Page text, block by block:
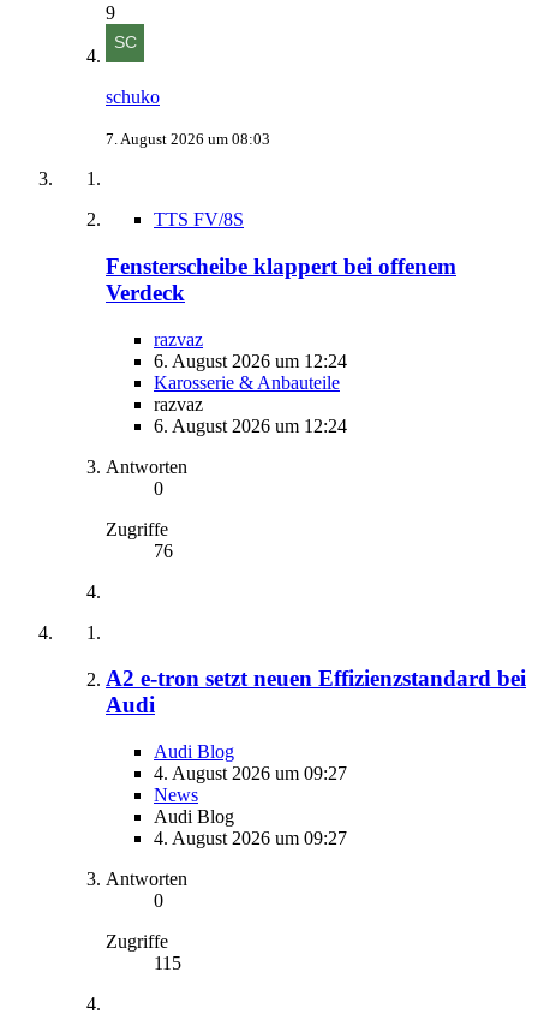
9
schuko
7. August 2026 um 08:03
TTS FV/8S
Fensterscheibe klappert bei offenem
Verdeck
razvaz
6. August 2026 um 12:24
Karosserie & Anbauteile
razvaz
6. August 2026 um 12:24
Antworten
0
Zugriffe
76
A2 e-tron setzt neuen Effizienzstandard bei
Audi
Audi Blog
4. August 2026 um 09:27
News
Audi Blog
4. August 2026 um 09:27
Antworten
0
Zugriffe
115